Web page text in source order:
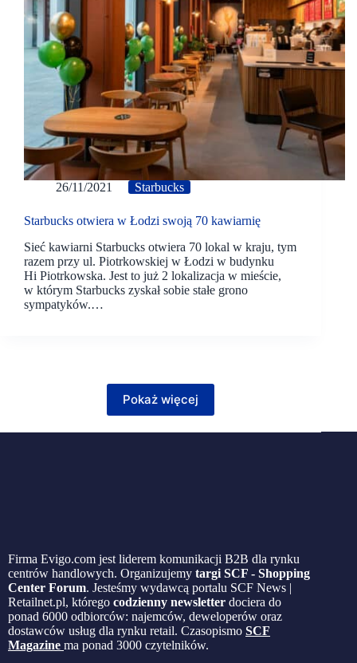
26/11/2021 Starbucks
Starbucks otwiera w Łodzi swoją 70 kawiarnię
Sieć kawiarni Starbucks otwiera 70 lokal w kraju, tym
razem przy ul. Piotrkowskiej w Łodzi w budynku
Hi Piotrkowska. Jest to już 2 lokalizacja w mieście,
w którym Starbucks zyskał sobie stałe grono
sympatyków.…
Pokaż więcej
Firma Evigo.com jest liderem komunikacji B2B dla rynku
centrów handlowych. Organizujemy targi SCF - Shopping
Center Forum. Jesteśmy wydawcą portalu SCF News |
Retailnet.pl, którego codzienny newsletter dociera do
ponad 6000 odbiorców: najemców, deweloperów oraz
dostawców usług dla rynku retail. Czasopismo SCF
Magazine ma ponad 3000 czytelników.